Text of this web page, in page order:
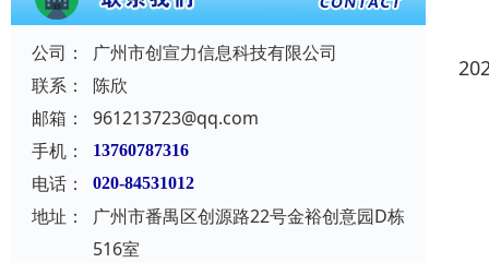
公司：
广州市创宣力信息科技有限公司
联系：
陈欣
邮箱：
961213723@qq.com
手机：
13760787316
电话： 020-84531012
地址：
广州市番禺区创源路22号金裕创意园D栋
516室